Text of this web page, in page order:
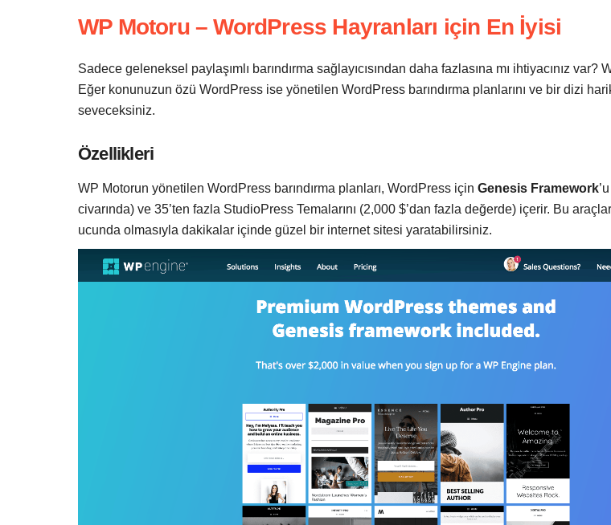
WP Motoru – WordPress Hayranları için En İyisi
Sadece geleneksel paylaşımlı barındırma sağlayıcısından daha fazlasına mı ihtiyacınız var?
Eğer konunuzun özü WordPress ise yönetilen WordPress barındırma planlarını ve bir dizi
seveceksiniz.
Özellikleri
WP Motorun yönetilen WordPress barındırma planları, WordPress için Genesis Framework
civarında) ve 35’ten fazla StudioPress Temalarını (2,000 $’dan fazla değerde) içerir. Bu
ucunda olmasıyla dakikalar içinde güzel bir internet sitesi yaratabilirsiniz.